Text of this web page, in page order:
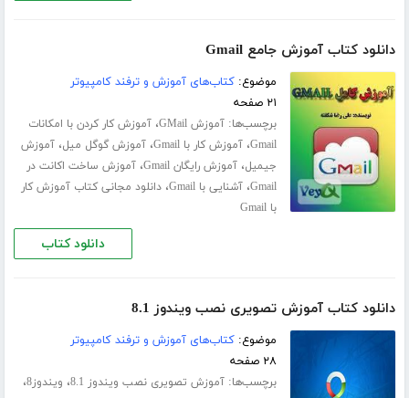
دانلود کتاب آموزش جامع Gmail
موضوع:کتاب‌های آموزش و ترفند کامپیوتر
۲۱ صفحه
برچسب‌ها:آموزش GMail ،آموزش کار کردن با امکانات
Gmail،آموزش کار با Gmail ،آموزش گوگل میل،آموزش
جیمیل،آموزش رایگان Gmail ،آموزش ساخت اکانت در
Gmail،آشنایی با Gmail ،دانلود مجانی کتاب آموزش کار
با Gmail
دانلود کتاب
دانلود کتاب آموزش تصویری نصب ویندوز 8.1
موضوع:کتاب‌های آموزش و ترفند کامپیوتر
۲۸ صفحه
برچسب‌ها:آموزش تصویری نصب ویندوز 8.1 ، ویندوز8 ،